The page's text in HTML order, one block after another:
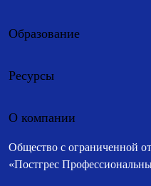
Общество с ограниченной
«Постгрес
Образование
Ресурсы
О компании